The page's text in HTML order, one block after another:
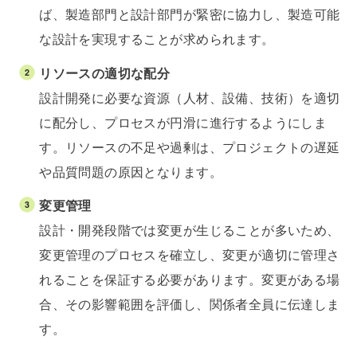
ば、製造部門と設計部門が緊密に協力し、製造可能
な設計を実現することが求められます。
リソースの適切な配分
設計開発に必要な資源（人材、設備、技術）を適切
に配分し、プロセスが円滑に進行するようにしま
す。リソースの不足や過剰は、プロジェクトの遅延
や品質問題の原因となります。
変更管理
設計・開発段階では変更が生じることが多いため、
変更管理のプロセスを確立し、変更が適切に管理さ
れることを保証する必要があります。変更がある場
合、その影響範囲を評価し、関係者全員に伝達しま
す。